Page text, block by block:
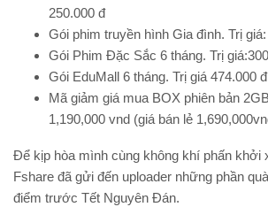
250.000 đ
Gói phim truyền hình Gia đình. Trị
Gói Phim Đặc Sắc 6 tháng. Trị
Gói EduMall 6 tháng. Trị giá 474.000 đ
Mã giảm giá mua BOX phiên bản
1,190,000 vnd (giá bán lẻ
Để kịp hòa mình cùng không khí phấn khởi
Fshare đã gửi đến uploader những phần
điểm trước Tết Nguyên Đán.